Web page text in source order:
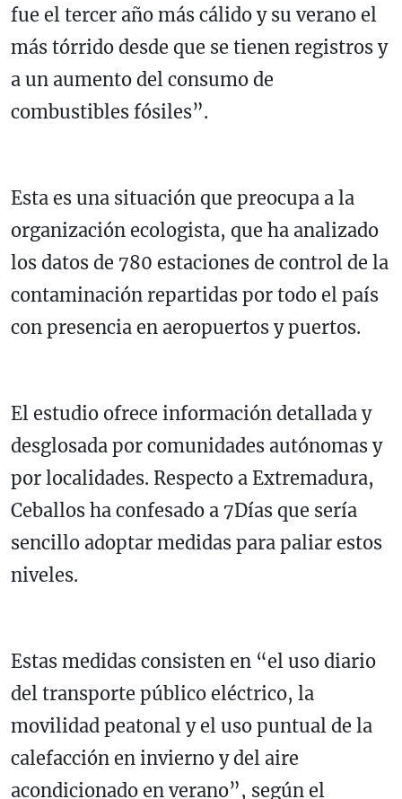
fue el tercer año más cálido y su verano el
más tórrido desde que se tienen registros y
a un aumento del consumo de
combustibles fósiles”.
Esta es una situación que preocupa a la
organización ecologista, que ha analizado
los datos de 780 estaciones de control de la
contaminación repartidas por todo el país
con presencia en aeropuertos y puertos.
El estudio ofrece información detallada y
desglosada por comunidades autónomas y
por localidades. Respecto a Extremadura,
Ceballos ha confesado a 7Días que sería
sencillo adoptar medidas para paliar estos
niveles.
Estas medidas consisten en “el uso diario
del transporte público eléctrico, la
movilidad peatonal y el uso puntual de la
calefacción en invierno y del aire
acondicionado en verano”, según el